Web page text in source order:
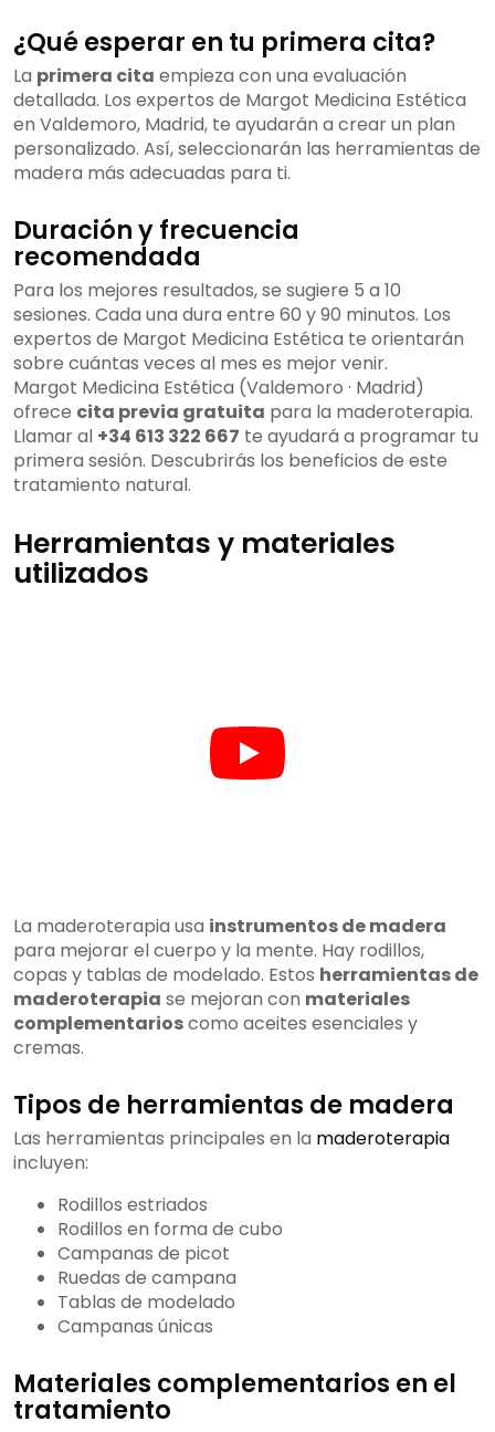
¿Qué esperar en tu primera cita?
La primera cita empieza con una evaluación
detallada. Los expertos de Margot Medicina Estética
en Valdemoro, Madrid, te ayudarán a crear un plan
personalizado. Así, seleccionarán las herramientas de
madera más adecuadas para ti.
Duración y frecuencia
recomendada
Para los mejores resultados, se sugiere 5 a 10
sesiones. Cada una dura entre 60 y 90 minutos. Los
expertos de Margot Medicina Estética te orientarán
sobre cuántas veces al mes es mejor venir.
Margot Medicina Estética (Valdemoro · Madrid)
ofrece cita previa gratuita para la maderoterapia.
Llamar al +34 613 322 667 te ayudará a programar tu
primera sesión. Descubrirás los beneficios de este
tratamiento natural.
Herramientas y materiales
utilizados
La maderoterapia usa instrumentos de madera
para mejorar el cuerpo y la mente. Hay rodillos,
copas y tablas de modelado. Estos herramientas de
maderoterapia se mejoran con materiales
complementarioscomo aceites esenciales y
cremas.
Tipos de herramientas de madera
Las herramientas principales en la maderoterapia
incluyen:
Rodillos estriados
Rodillos en forma de cubo
Campanas de picot
Ruedas de campana
Tablas de modelado
Campanas únicas
Materiales complementarios en el
tratamiento